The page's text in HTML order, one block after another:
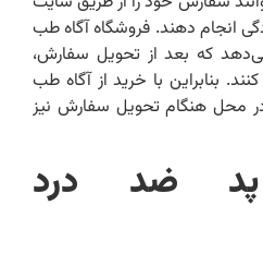
دهند. فروشگاه آگاه طب
که بعد از تحویل سفارش،
با خرید از آگاه طب
هنگام تحویل سفارش نیز
ضد درد